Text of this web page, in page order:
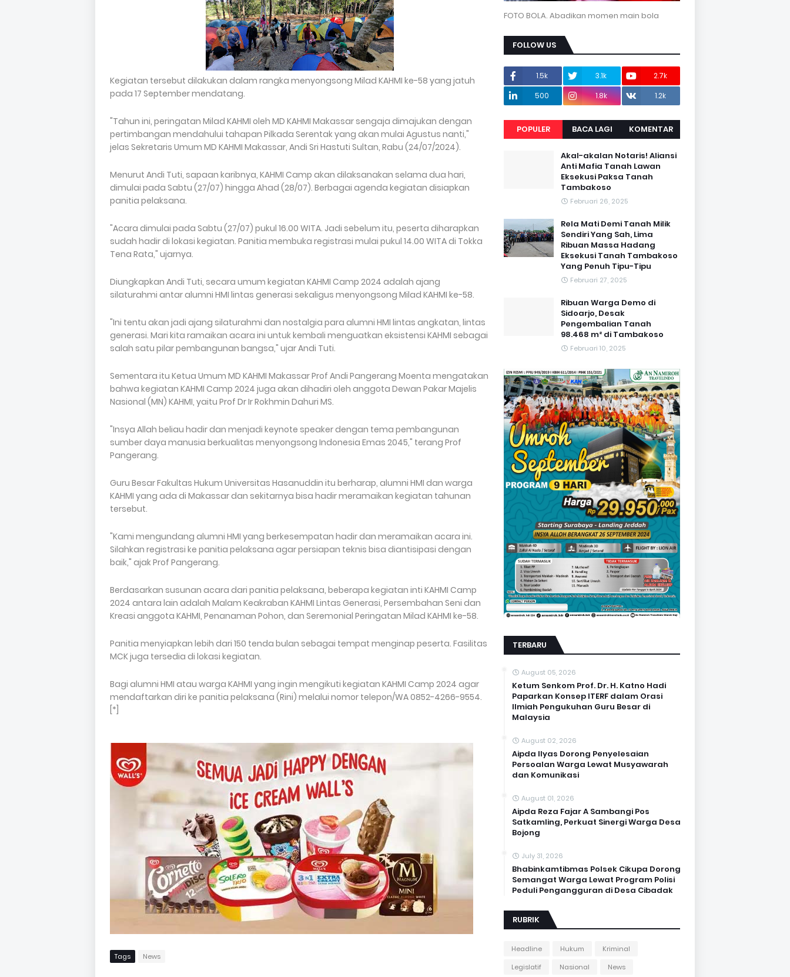
Kegiatan tersebut dilakukan dalam rangka menyongsong Milad KAHMI ke-58 yang jatuh
pada 17 September mendatang.
"Tahun ini, peringatan Milad KAHMI oleh MD KAHMI Makassar sengaja dimajukan dengan
pertimbangan mendahului tahapan Pilkada Serentak yang akan mulai Agustus nanti,"
jelas Sekretaris Umum MD KAHMI Makassar, Andi Sri Hastuti Sultan, Rabu (24/07/2024).
Menurut Andi Tuti, sapaan karibnya, KAHMI Camp akan dilaksanakan selama dua hari,
dimulai pada Sabtu (27/07) hingga Ahad (28/07). Berbagai agenda kegiatan disiapkan
panitia pelaksana.
"Acara dimulai pada Sabtu (27/07) pukul 16.00 WITA. Jadi sebelum itu, peserta diharapkan
sudah hadir di lokasi kegiatan. Panitia membuka registrasi mulai pukul 14.00 WITA di Tokka
Tena Rata," ujarnya.
Diungkapkan Andi Tuti, secara umum kegiatan KAHMI Camp 2024 adalah ajang
silaturahmi antar alumni HMI lintas generasi sekaligus menyongsong Milad KAHMI ke-58.
"Ini tentu akan jadi ajang silaturahmi dan nostalgia para alumni HMI lintas angkatan, lintas
generasi. Mari kita ramaikan acara ini untuk kembali menguatkan eksistensi KAHMI sebagai
salah satu pilar pembangunan bangsa," ujar Andi Tuti.
Sementara itu Ketua Umum MD KAHMI Makassar Prof Andi Pangerang Moenta mengatakan
bahwa kegiatan KAHMI Camp 2024 juga akan dihadiri oleh anggota Dewan Pakar Majelis
Nasional (MN) KAHMI, yaitu Prof Dr Ir Rokhmin Dahuri MS.
"Insya Allah beliau hadir dan menjadi keynote speaker dengan tema pembangunan
sumber daya manusia berkualitas menyongsong Indonesia Emas 2045," terang Prof
Pangerang.
Guru Besar Fakultas Hukum Universitas Hasanuddin itu berharap, alumni HMI dan warga
KAHMI yang ada di Makassar dan sekitarnya bisa hadir meramaikan kegiatan tahunan
tersebut.
"Kami mengundang alumni HMI yang berkesempatan hadir dan meramaikan acara ini.
Silahkan registrasi ke panitia pelaksana agar persiapan teknis bisa diantisipasi dengan
baik," ajak Prof Pangerang.
Berdasarkan susunan acara dari panitia pelaksana, beberapa kegiatan inti KAHMI Camp
2024 antara lain adalah Malam Keakraban KAHMI Lintas Generasi, Persembahan Seni dan
Kreasi anggota KAHMI, Penanaman Pohon, dan Seremonial Peringatan Milad KAHMI ke-58.
Panitia menyiapkan lebih dari 150 tenda bulan sebagai tempat menginap peserta. Fasilitas
MCK juga tersedia di lokasi kegiatan.
Bagi alumni HMI atau warga KAHMI yang ingin mengikuti kegiatan KAHMI Camp 2024 agar
mendaftarkan diri ke panitia pelaksana (Rini) melalui nomor telepon/WA 0852-4266-9554.
[*]
Tags News
FOTO BOLA. Abadikan momen main bola
FOLLOW US
1.5k 3.1k
2.7k
500
1.8k 1.2k
POPULER BACA LAGI KOMENTAR
Akal-akalan Notaris! Aliansi
Anti Mafia Tanah Lawan
Eksekusi Paksa Tanah
Tambakoso
Februari 26, 2025
Rela Mati Demi Tanah Milik
Sendiri Yang Sah, Lima
Ribuan Massa Hadang
Eksekusi Tanah Tambakoso
Yang Penuh Tipu-Tipu
Februari 27, 2025
Ribuan Warga Demo di
Sidoarjo, Desak
Pengembalian Tanah
98.468 m² di Tambakoso
Februari 10, 2025
TERBARU
August 05, 2026
Ketum Senkom Prof. Dr. H. Katno Hadi
Paparkan Konsep ITERF dalam Orasi
Ilmiah Pengukuhan Guru Besar di
Malaysia
August 02, 2026
Aipda Ilyas Dorong Penyelesaian
Persoalan Warga Lewat Musyawarah
dan Komunikasi
August 01, 2026
Aipda Reza Fajar A Sambangi Pos
Satkamling, Perkuat Sinergi Warga Desa
Bojong
July 31, 2026
Bhabinkamtibmas Polsek Cikupa Dorong
Semangat Warga Lewat Program Polisi
Peduli Pengangguran di Desa Cibadak
RUBRIK
Headline Hukum
Kriminal
Legislatif
Nasional News